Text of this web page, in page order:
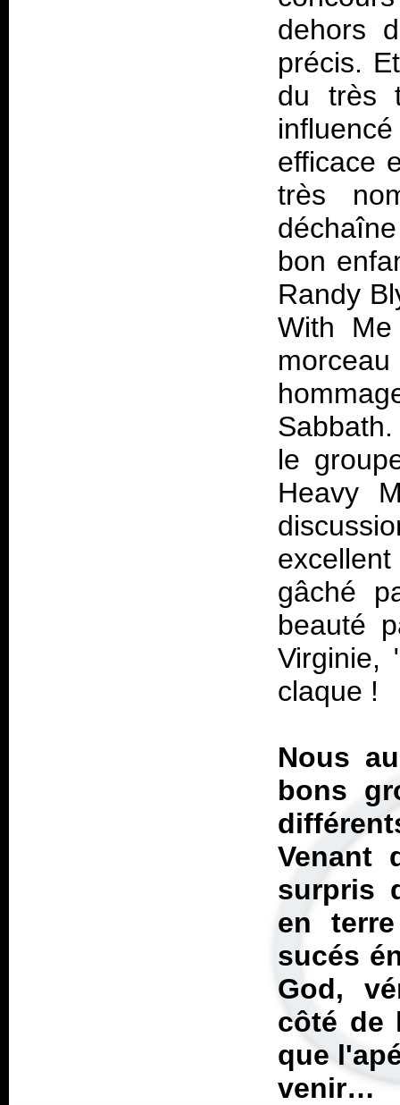
dehors
précis.
du très
efficace
très
bon
Randy
With
le
Heavy
gâché
beauté
Virginie,
claque !
Nous
bons
Venant
surpris
en
sucés
God,
côté de
que
venir…